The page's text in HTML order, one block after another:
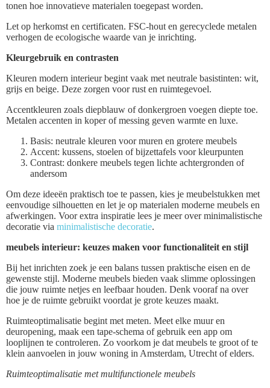
tonen hoe innovatieve materialen toegepast worden.
Let op herkomst en certificaten. FSC-hout en gerecyclede metalen
verhogen de ecologische waarde van je inrichting.
Kleurgebruik en contrasten
Kleuren modern interieur begint vaak met neutrale basistinten: wit,
grijs en beige. Deze zorgen voor rust en ruimtegevoel.
Accentkleuren zoals diepblauw of donkergroen voegen diepte toe.
Metalen accenten in koper of messing geven warmte en luxe.
Basis: neutrale kleuren voor muren en grotere meubels
Accent: kussens, stoelen of bijzettafels voor kleurpunten
Contrast: donkere meubels tegen lichte achtergronden of
andersom
Om deze ideeën praktisch toe te passen, kies je meubelstukken met
eenvoudige silhouetten en let je op materialen moderne meubels en
afwerkingen. Voor extra inspiratie lees je meer over minimalistische
decoratie via minimalistische decoratie.
meubels interieur: keuzes maken voor functionaliteit en stijl
Bij het inrichten zoek je een balans tussen praktische eisen en de
gewenste stijl. Moderne meubels bieden vaak slimme oplossingen
die jouw ruimte netjes en leefbaar houden. Denk vooraf na over
hoe je de ruimte gebruikt voordat je grote keuzes maakt.
Ruimteoptimalisatie begint met meten. Meet elke muur en
deuropening, maak een tape-schema of gebruik een app om
looplijnen te controleren. Zo voorkom je dat meubels te groot of te
klein aanvoelen in jouw woning in Amsterdam, Utrecht of elders.
Ruimteoptimalisatie met multifunctionele meubels